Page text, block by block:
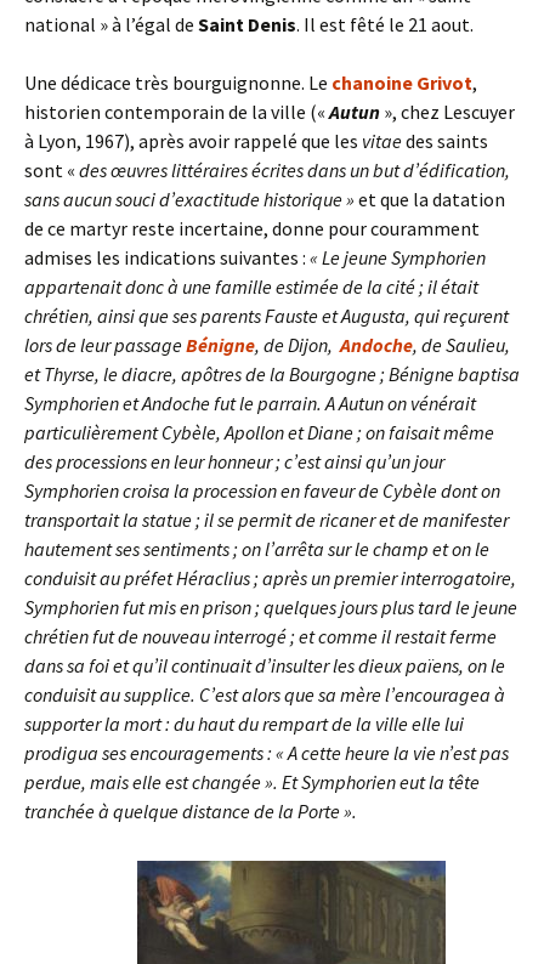
national » à l’égal de Saint Denis. Il est fêté le 21 aout.
Une dédicace très bourguignonne. Le chanoine Grivot,
historien contemporain de la ville («Autun », chez Lescuyer
à Lyon, 1967), après avoir rappelé que les vitaedes saints
sont « des œuvres littéraires écrites dans un but d’édification,
sans aucun souci d’exactitude historique » et que la datation
de ce martyr reste incertaine, donne pour couramment
admises les indications suivantes : « Le jeune Symphorien
appartenait donc à une famille estimée de la cité ; il était
chrétien, ainsi que ses parents Fauste et Augusta, qui reçurent
lors de leur passageBénigne, de Dijon,Andoche, de Saulieu,
et Thyrse, le diacre, apôtres de la Bourgogne ; Bénigne baptisa
Symphorien et Andoche fut le parrain. A Autun on vénérait
particulièrement Cybèle, Apollon et Diane ; on faisait même
des processions en leur honneur ; c’est ainsi qu’un jour
Symphorien croisa la procession en faveur de Cybèle dont on
transportait la statue ; il se permit de ricaner et de manifester
hautement ses sentiments ; on l’arrêta sur le champ et on le
conduisit au préfet Héraclius ; après un premier interrogatoire,
Symphorien fut mis en prison ; quelques jours plus tard le jeune
chrétien fut de nouveau interrogé ; et comme il restait ferme
dans sa foi et qu’il continuait d’insulter les dieux païens, on le
conduisit au supplice. C’est alors que sa mère l’encouragea à
supporter la mort : du haut du rempart de la ville elle lui
prodigua ses encouragements : « A cette heure la vie n’est pas
perdue, mais elle est changée ». Et Symphorien eut la tête
tranchée à quelque distance de la Porte ».